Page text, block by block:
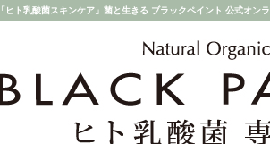
「ヒト乳酸菌スキンケア」菌と生きる ブラックペイント 公式オン